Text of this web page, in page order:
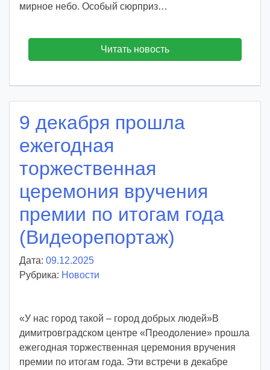
мирное небо. Особый сюрприз…
Читать новость
9 декабря прошла
ежегодная
торжественная
церемония вручения
премии по итогам года
(Видеорепортаж)
Дата: 09.12.2025
в
р
:
v
o
Рубрика: Новости
«У нас город такой – город добрых людей»В
димитровградском центре «Преодоление» прошла
ежегодная торжественная церемония вручения
премии по итогам года. Эти встречи в декабре